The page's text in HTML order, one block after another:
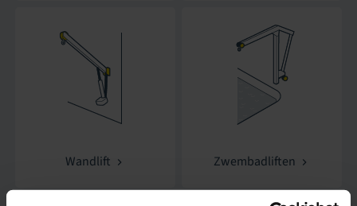
Wandlift Zwembadliften